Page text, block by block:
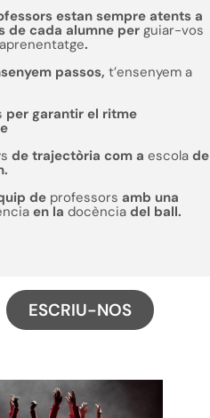
estan sempre atents a
de cada alumne per guiar-vos
.
passos, t’ensenyem a
per garantir el ritme
de trajectòria com a escolade
de professors amb una
en la docènciadel ball.
ESCRIU-NOS